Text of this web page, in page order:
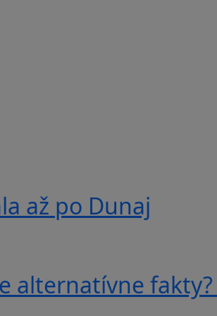
až po Dunaj
alternatívne